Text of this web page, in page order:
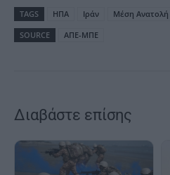
TAGS ΗΠΑ Ιράν Μέση Ανατολή
SOURCE
ΑΠΕ-ΜΠΕ
Διαβάστε επίσης